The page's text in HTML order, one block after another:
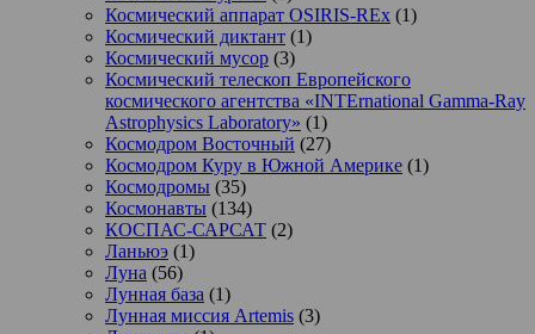
Космический аппарат OSIRIS-REx (1)
Космический диктант (1)
Космический мусор (3)
Космический телескоп Европейского
космического агентства «INTErnational Gamma-Ray
Astrophysics Laboratory» (1)
Космодром Восточный (27)
Космодром Куру в Южной Америке (1)
Космодромы (35)
Космонавты (134)
КОСПАС-САРСАТ (2)
Ланьюэ (1)
Луна (56)
Лунная база (1)
Лунная миссия Artemis (3)